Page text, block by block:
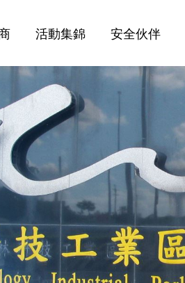
活動集錦 安全伙伴